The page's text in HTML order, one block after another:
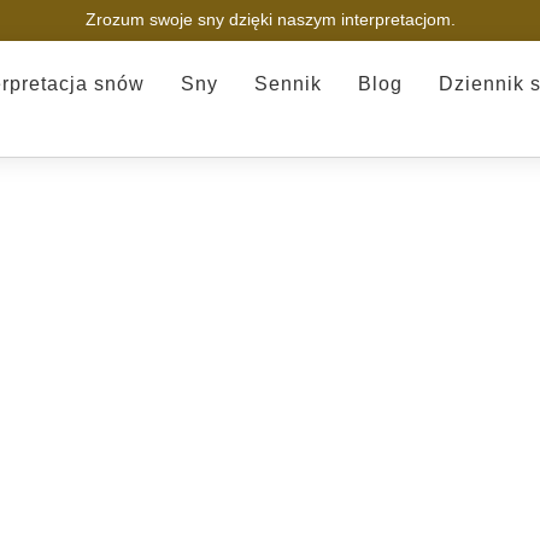
Zrozum swoje sny dzięki naszym interpretacjom.
snów Sny Sennik Blog Dziennik